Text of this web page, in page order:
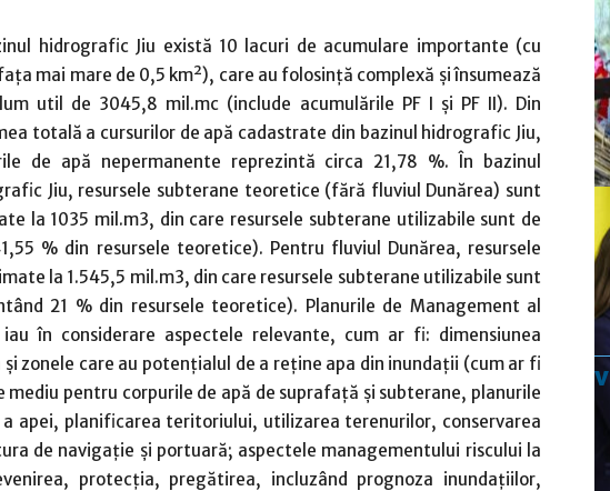
hidrografic Jiu există 10 lacuri de acumulare importante (cu
mai mare de 0,5 km²), care au folosință complexă și însumează
util de 3045,8 mil.mc (include acumulările PF I și PF II). Din
totală a cursurilor de apă cadastrate din bazinul hidrografic Jiu,
de apă nepermanente reprezintă circa 21,78 %. În bazinul
Jiu, resursele subterane teoretice (fără fluviul Dunărea) sunt
la 1035 mil.m3, din care resursele subterane utilizabile sunt de
% din resursele teoretice). Pentru fluviul Dunărea, resursele
la 1.545,5 mil.m3, din care resursele subterane utilizabile sunt
21 % din resursele teoretice). Planurile de Management al
în considerare aspectele relevante, cum ar fi: dimensiunea
zonele care au potenţialul de a reţine apa din inundaţii (cum ar fi
pentru corpurile de apă de suprafaţă şi subterane, planurile
apei, planificarea teritoriului, utilizarea terenurilor, conservarea
de navigaţie şi portuară; aspectele managementului riscului la
protecţia, pregătirea, incluzând prognoza inundaţiilor,